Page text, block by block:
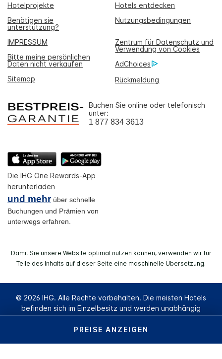
PREISE ANZEIGEN
Hotelprojekte
Hotels entdecken
Benötigen sie
unterstützung?
Nutzungsbedingungen
IMPRESSUM
Zentrum für Datenschutz und
Verwendung von Cookies
Bitte meine persönlichen
Daten nicht verkaufen
AdChoices
Sitemap
Rückmeldung
Buchen Sie online oder telefonisch
unter:
1 877 834 3613
Die IHG One Rewards-App
herunterladen
und mehrüber schnelle
Buchungen und Prämien von
unterwegs erfahren.
Damit Sie unsere Website optimal nutzen können, verwenden wir für
Teile des Inhalts auf dieser Seite eine maschinelle Übersetzung.
© 2026 IHG. Alle Rechte vorbehalten. Die meisten Hotels
befinden sich im Einzelbesitz und werden unabhängig
voneinander geführt.